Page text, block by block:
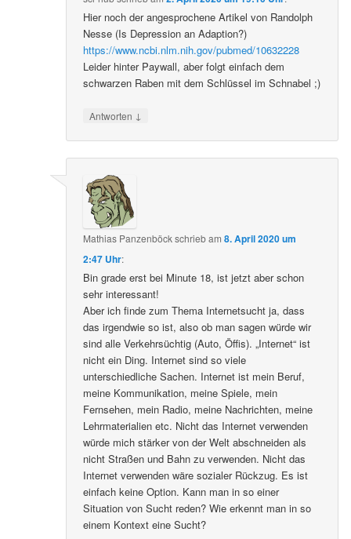
Hier noch der angesprochene Artikel von Randolph
Nesse (Is Depression an Adaption?)
https://www.ncbi.nlm.nih.gov/pubmed/10632228
Leider hinter Paywall, aber folgt einfach dem
schwarzen Raben mit dem Schlüssel im Schnabel ;)
Antworten ↓
Mathias Panzenböckschriebam8. April 2020 um
2:47 Uhr:
Bin grade erst bei Minute 18, ist jetzt aber schon
sehr interessant!
Aber ich finde zum Thema Internetsucht ja, dass
das irgendwie so ist, also ob man sagen würde wir
sind alle Verkehrsüchtig (Auto, Öffis). „Internet“ ist
nicht ein Ding. Internet sind so viele
unterschiedliche Sachen. Internet ist mein Beruf,
meine Kommunikation, meine Spiele, mein
Fernsehen, mein Radio, meine Nachrichten, meine
Lehrmaterialien etc. Nicht das Internet verwenden
würde mich stärker von der Welt abschneiden als
nicht Straßen und Bahn zu verwenden. Nicht das
Internet verwenden wäre sozialer Rückzug. Es ist
einfach keine Option. Kann man in so einer
Situation von Sucht reden? Wie erkennt man in so
einem Kontext eine Sucht?